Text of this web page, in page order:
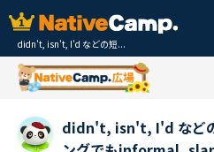
didn't, isn't, I'd などの短...
didn't, isn't, I'd など